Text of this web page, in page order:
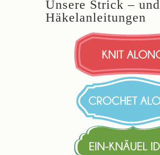
Unsere Strick – und
Häkelanleitungen